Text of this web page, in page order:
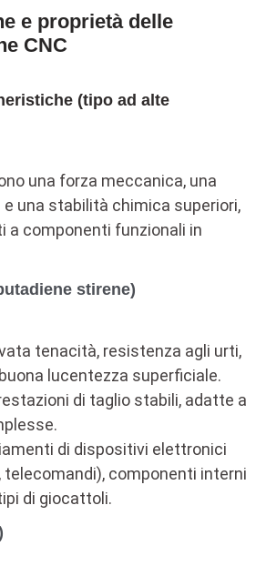
e proprietà delle
CNC
(tipo ad alte
una forza meccanica, una
una stabilità chimica superiori,
a componenti funzionali in
stirene)
tenacità, resistenza agli urti,
lucentezza superficiale.
di taglio stabili, adatte a
di dispositivi elettronici
telecomandi), componenti interni
di giocattoli.